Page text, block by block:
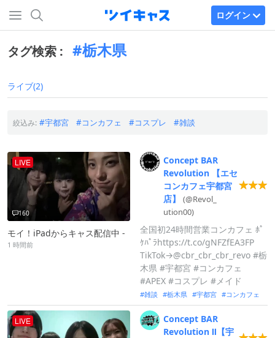
ログイン
タグ検索 : 栃木県
ライブ(2)
絞込み: 宇都宮 コンカフェ コスプレ 雑談
LIVE
160
モイ！iPadからキャス配信中 -
1 時間前
Concept BAR
Revolution
【エセ
コンカフェ宇都宮
店】
(@Revol_
ution00)
全国初24時間営業コンカフェ ﾎﾟ
ｹﾊﾟﾗhttps://t.co/gNFZfEA3FP
TikTok→@cbr_cbr_cbr_revo #栃
木県 #宇都宮 #コンカフェ
#APEX #コスプレ #メイド
雑談 栃木県 宇都宮 コンカフェ
LIVE Concept BAR
Revolution Ⅱ【宇